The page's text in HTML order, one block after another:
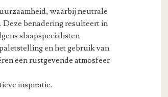
waarbij neutrale
benadering resulteert in
slaapspecialisten
en het gebruik van
een rustgevende atmosfeer
inspiratie.